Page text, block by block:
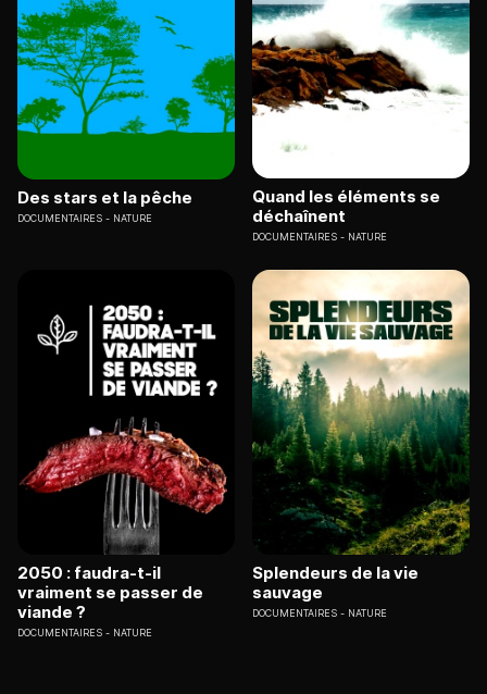
Des stars et la pêche
DOCUMENTAIRES NATURE
Quand les éléments se
déchaînent
DOCUMENTAIRES NATURE
2050 : faudra-t-il
vraiment se passer de
viande ?
DOCUMENTAIRES NATURE
Splendeurs de la vie
sauvage
DOCUMENTAIRES NATURE